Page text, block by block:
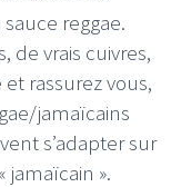
reggae.
de vrais cuivres,
rassurez vous,
jamaïcains
s’adapter sur
jamaïcain ».